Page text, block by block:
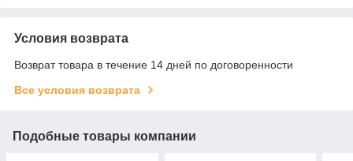
Условия возврата
Возврат товара в течение 14 дней по договоренности
Все условия возврата
Подобные товары компании